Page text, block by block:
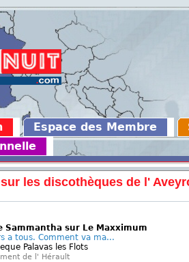
Espace des Membre
les discothèques de l'
Sammantha sur Le Maxximum
a tous. Comment va ma...
Palavas les Flots
de l' Hérault